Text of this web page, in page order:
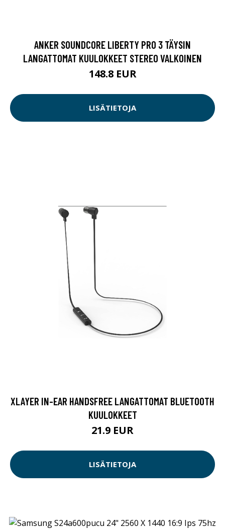
ANKER SOUNDCORE LIBERTY PRO 3 TÄYSIN
LANGATTOMAT KUULOKKEET STEREO VALKOINEN
148.8 EUR
LISÄTIETOJA
XLAYER IN-EAR HANDSFREE LANGATTOMAT BLUETOOTH
KUULOKKEET
21.9 EUR
LISÄTIETOJA